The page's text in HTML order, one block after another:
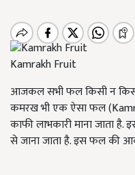
Kamrakh Fruit
आजकल सभी फल किसी न
कमरख भी एक ऐसा फल
काफी लाभकारी माना जाता
से जाना जाता है. इस फल की